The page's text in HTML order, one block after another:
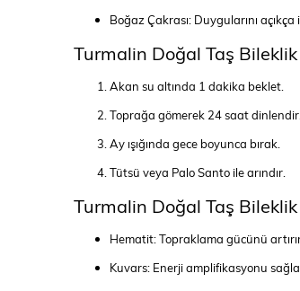
Boğaz Çakrası: Duygularını
Turmalin Doğal Taş Bileklik
Akan su altında 1 dakika beklet.
Toprağa gömerek 24 saat
Ay ışığında gece boyunca bırak.
Tütsü veya Palo Santo ile arındır.
Turmalin Doğal Taş
Hematit: Topraklama gücünü
Kuvars: Enerji amplifikasyonu